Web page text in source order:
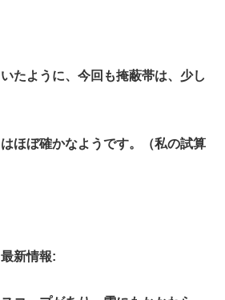
たように、今回も掩蔽帯は、少し
ほぼ確かなようです。（私の試算
新情報: